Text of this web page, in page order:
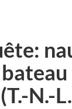
(T.-